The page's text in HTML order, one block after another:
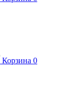
Корзина 0